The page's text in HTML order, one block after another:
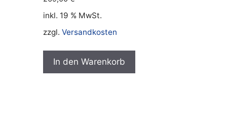
o
n
inkl. 19 % MwSt.
zzgl. Versandkosten
In den Warenkorb